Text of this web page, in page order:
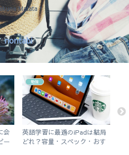
Matata !
nontabi
会
ー
勉強
英語学習に最適のiPadは結局
どれ？容量・スペック・おす